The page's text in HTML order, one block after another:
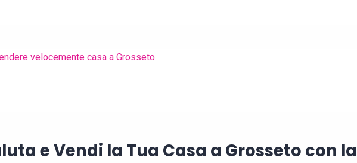
velocemente casa a Grosseto
e Vendi la Tua Casa a Grosseto con la